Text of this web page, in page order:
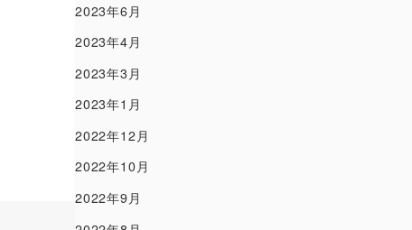
2023年6月
2023年4月
2023年3月
2023年1月
2022年12月
2022年10月
2022年9月